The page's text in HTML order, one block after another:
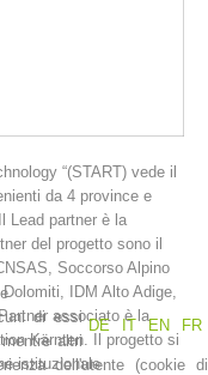
“(START) vede il
da 4 province e
Lead partner è la
del progetto sono il
Soccorso Alpino
IDM Alto Adige,
associato è la
Kärnten. Il progetto si
istituzionale
DE
IT EN FR
di essi
altri
dell'utente (cookie di